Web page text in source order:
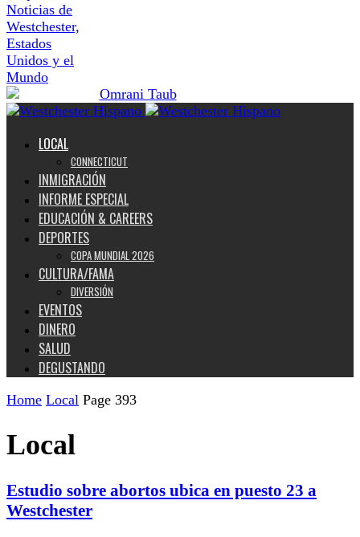
Noticias de
Westchester,
Estados
Unidos y el
Mundo
LOCAL
CONNECTICUT
INMIGRACIÓN
INFORME ESPECIAL
EDUCACIÓN & CAREERS
DEPORTES
COPA MUNDIAL 2026
CULTURA/FAMA
DIVERSIÓN
EVENTOS
DINERO
SALUD
DEGUSTANDO
Home Local Page 393
Local
Estudio sobre abortos ubica en puesto 23 a
Westchester